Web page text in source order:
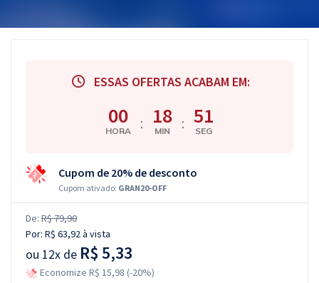
ESSAS OFERTAS ACABAM EM:
00
HORA : 18
MIN : 51
SEG
Cupom de 20% de desconto
Cupom ativado: GRAN20-OFF
De: R$ 79,90
Por: R$ 63,92à vista
ou 12x de R$ 5,33
Economize R$ 15,98 (-20%)